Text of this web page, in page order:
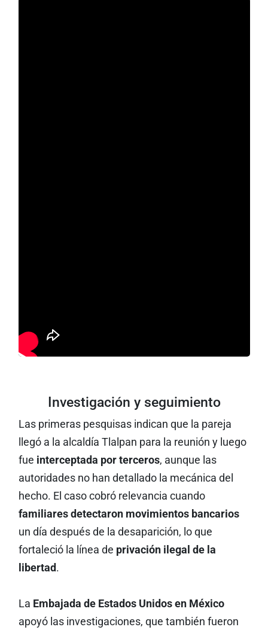
Investigación y seguimiento
Las primeras pesquisas indican que la pareja
llegó a la alcaldía Tlalpan para la reunión y luego
fue interceptada por terceros, aunque las
autoridades no han detallado la mecánica del
hecho. El caso cobró relevancia cuando
familiares detectaron movimientos bancarios
un día después de la desaparición, lo que
fortaleció la línea de privación ilegal de la
libertad .
La Embajada de Estados Unidos en México
apoyó las investigaciones, que también fueron